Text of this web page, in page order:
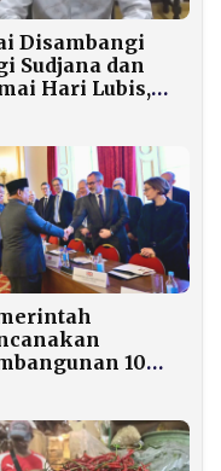
Disambangi
Sudjana dan
Hari Lubis,
Justice
10